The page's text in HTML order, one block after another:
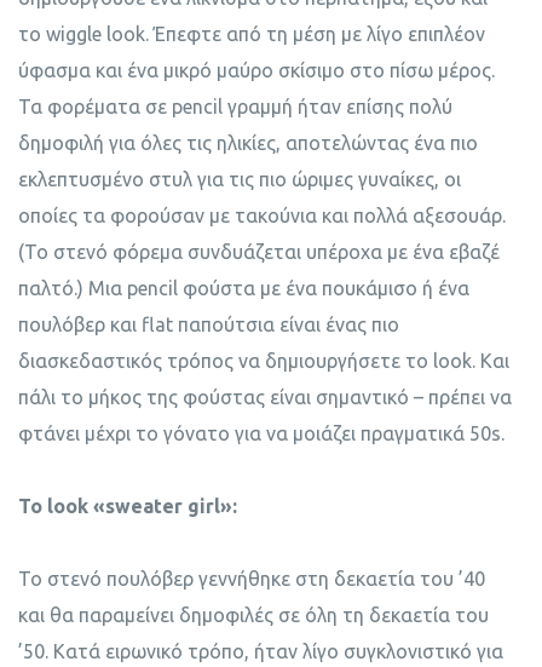
το wiggle look. Έπεφτε από τη μέση με λίγο επιπλέον
ύφασμα και ένα μικρό μαύρο σκίσιμο στο πίσω μέρος.
Τα φορέματα σε pencil γραμμή ήταν επίσης πολύ
δημοφιλή για όλες τις ηλικίες, αποτελώντας ένα πιο
εκλεπτυσμένο στυλ για τις πιο ώριμες γυναίκες, οι
οποίες τα φορούσαν με τακούνια και πολλά αξεσουάρ.
(Το στενό φόρεμα συνδυάζεται υπέροχα με ένα εβαζέ
παλτό.) Μια pencil φούστα με ένα πουκάμισο ή ένα
πουλόβερ και flat παπούτσια είναι ένας πιο
διασκεδαστικός τρόπος να δημιουργήσετε το look. Και
πάλι το μήκος της φούστας είναι σημαντικό – πρέπει να
φτάνει μέχρι το γόνατο για να μοιάζει πραγματικά 50s.
Το look «sweater girl»:
Το στενό πουλόβερ γεννήθηκε στη δεκαετία του ’40
και θα παραμείνει δημοφιλές σε όλη τη δεκαετία του
’50. Κατά ειρωνικό τρόπο, ήταν λίγο συγκλονιστικό για